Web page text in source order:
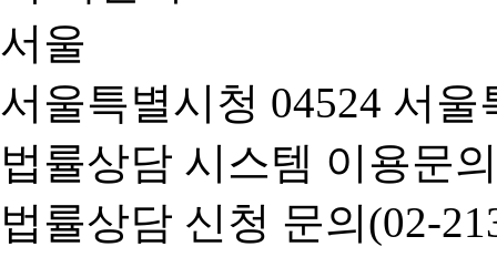
서울특별시청 04524 서
법률상담 시스템 이용문
법률상담 신청 문의(02-